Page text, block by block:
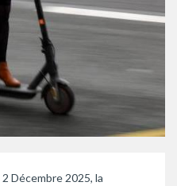
Décembre 2025, la